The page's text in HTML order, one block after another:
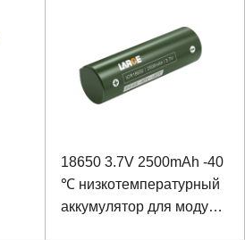
18650 3.7V 2500mAh -40
℃ низкотемпературный
аккумулятор для модуля